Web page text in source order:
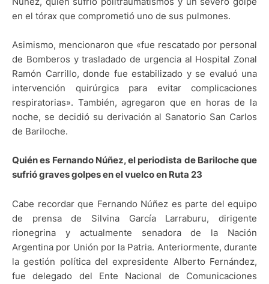
en el tórax que comprometió uno de sus pulmones.
Asimismo, mencionaron que «fue rescatado por personal
de Bomberos y trasladado de urgencia al Hospital Zonal
Ramón Carrillo, donde fue estabilizado y se evaluó una
intervención quirúrgica para evitar complicaciones
respiratorias». También, agregaron que en horas de la
noche, se decidió su derivación al Sanatorio San Carlos
de Bariloche.
Quién es Fernando Núñez, el periodista de Bariloche que
sufrió graves golpes en el vuelco en Ruta 23
Cabe recordar que Fernando Núñez es parte del equipo
de prensa de Silvina García Larraburu, dirigente
rionegrina y actualmente senadora de la Nación
Argentina por Unión por la Patria. Anteriormente, durante
la gestión política del expresidente Alberto Fernández,
fue delegado del Ente Nacional de Comunicaciones